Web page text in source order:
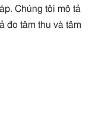
Chúng tôi mô tả
đo tâm thu và tâm